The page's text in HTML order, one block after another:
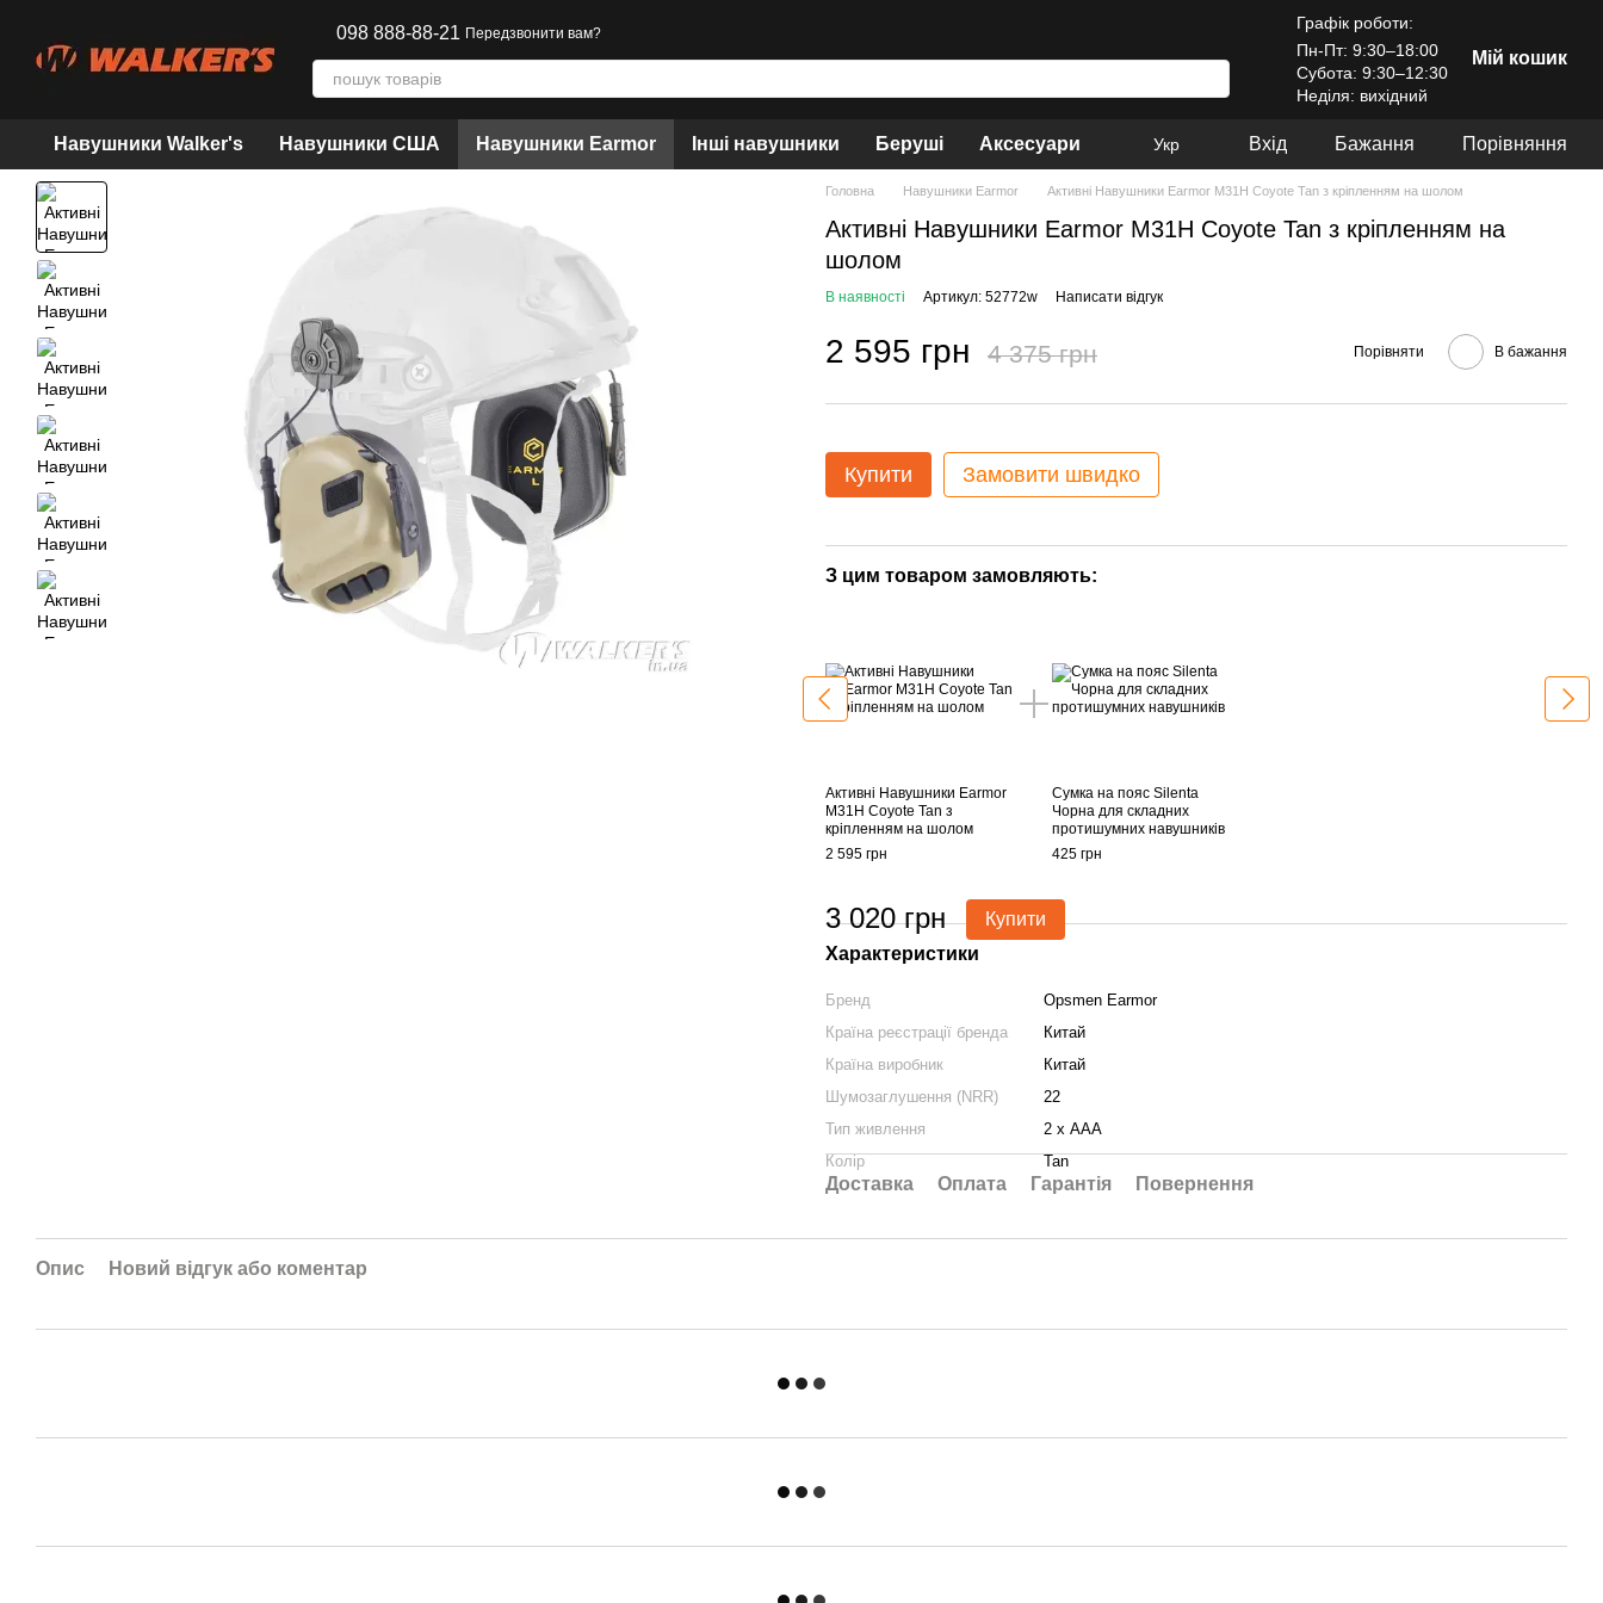
098 888-88-21 Передзвонити вам?
Графік роботи:
Пн-Пт: 9:30–18:00
Субота: 9:30–12:30
Неділя: вихідний
Мій кошик
Навушники Walker's Навушники США Навушники Earmor Інші навушники Беруші Аксесуари Укр Вхід Бажання Порівняння
Головна Навушники Earmor Активні Навушники Earmor M31H Coyote Tan з кріпленням на шолом
Активні Навушники Earmor M31H Coyote Tan з кріпленням на
шолом
В наявності Артикул: 52772w Написати відгук
2 595 грн 4 375 грн Порівняти В бажання
Купити Замовити швидко
З цим товаром замовляють:
Активні Навушники Earmor
M31H Coyote Tan з
кріпленням на шолом
2 595 грн
Сумка на пояс Silenta
Чорна для складних
протишумних навушників
425 грн
3 020 грн Купити
Характеристики
Бренд
Opsmen Earmor
Країна реєстрації бренда
Китай
Країна виробник
Китай
Шумозаглушення (NRR)
22
Тип живлення
2 х AAA
Колір
Tan
Доставка Оплата Гарантія Повернення
Опис Новий відгук або коментар